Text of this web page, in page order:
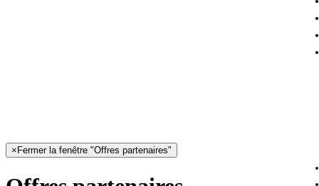
× Fermer la fenêtre "Offres partenaires"